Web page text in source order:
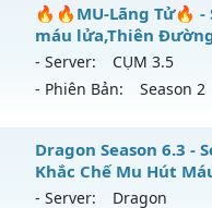
MU CỔ XƯA -
Mu mới ra tháng
Exp: 100x - Drop:
Thể loại: Mu
🔥🔥MU-Lãng Tử🔥 -
máu lửa,Thiên
- Server: CỤM 3.5
- Phiên Bản:
Season 2
🔥🔥MU-Lãng
Mu mới ra tháng
Dragon Season 6.3 -
Khắc Chế Mu Hút
- Server: Dragon